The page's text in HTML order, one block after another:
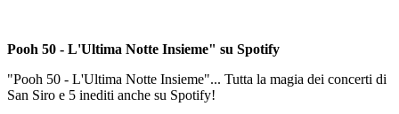
Pooh 50 - L'Ultima Notte Insieme" su Spotify
"Pooh 50 - L'Ultima Notte Insieme"... Tutta la magia dei concerti di
San Siro e 5 inediti anche su Spotify!